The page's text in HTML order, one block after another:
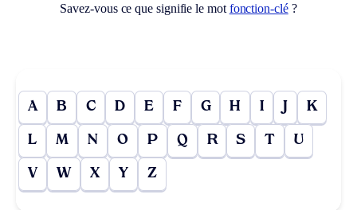
Savez-vous ce que signifie le mot fonction-clé?
A B C D E F G H I J K
L M N O P Q R S T U
V W X Y Z